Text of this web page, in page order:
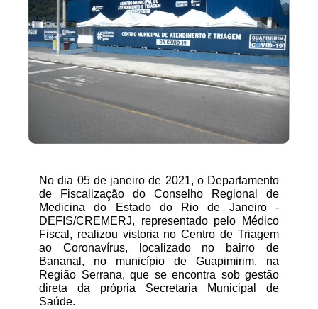
No dia 05 de janeiro de 2021, o Departamento
de Fiscalização do Conselho Regional de
Medicina do Estado do Rio de Janeiro -
DEFIS/CREMERJ, representado pelo Médico
Fiscal, realizou vistoria no Centro de Triagem
ao Coronavírus, localizado no bairro de
Bananal, no município de Guapimirim, na
Região Serrana, que se encontra sob gestão
direta da própria Secretaria Municipal de
Saúde.